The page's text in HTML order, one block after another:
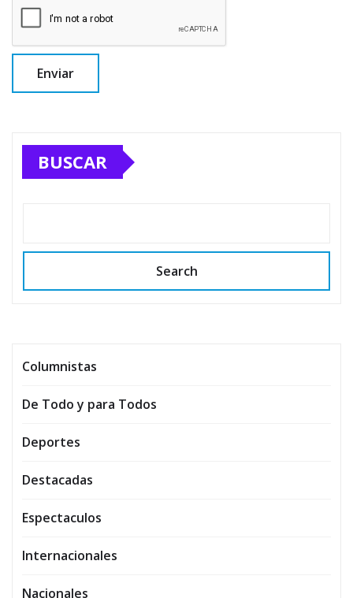
BUSCAR
Search
Columnistas
De Todo y para Todos
Deportes
Destacadas
Espectaculos
Internacionales
Nacionales